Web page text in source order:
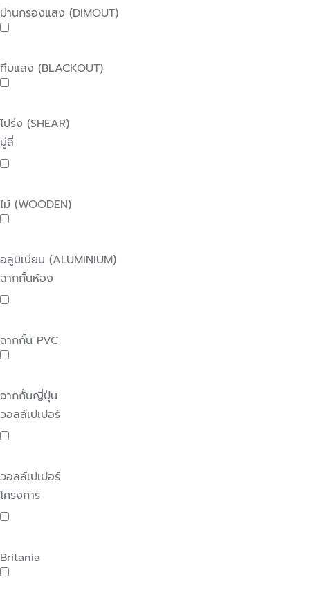
ม่านกรองแสง (DIMOUT)
ทึบแสง (BLACKOUT)
โปร่ง (SHEAR)
มู่ลี่
ไม้ (WOODEN)
อลูมิเนียม (ALUMINIUM)
ฉากกั้นห้อง
ฉากกั้น PVC
ฉากกั้นญี่ปุ่น
วอลล์เปเปอร์
วอลล์เปเปอร์
โครงการ
Britania